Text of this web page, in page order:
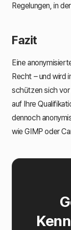
Regelungen, in
Fazit
Eine
Recht – und wird
schützen sich vor
auf Ihre
dennoch
wie GIMP oder